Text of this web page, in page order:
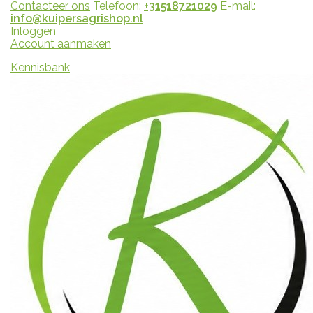
Contacteer ons Telefoon: +31518721029 E-mail:
info@kuipersagrishop.nl
Inloggen
Account aanmaken
Kennisbank